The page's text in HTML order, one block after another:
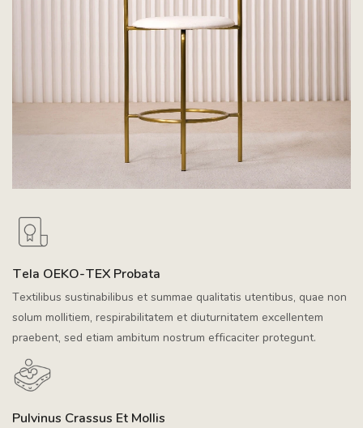
Tela OEKO-TEX Probata
Textilibus sustinabilibus et summae qualitatis utentibus, quae non
solum mollitiem, respirabilitatem et diuturnitatem excellentem
praebent, sed etiam ambitum nostrum efficaciter protegunt.
Pulvinus Crassus Et Mollis